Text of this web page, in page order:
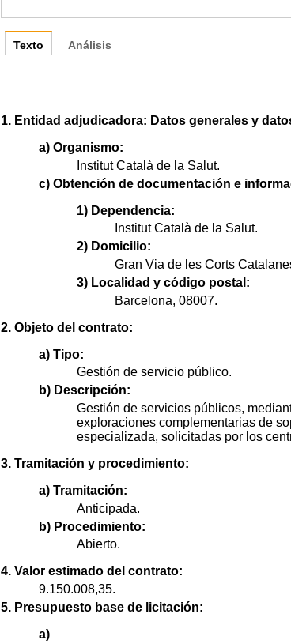
Texto
1. Entidad adjudicadora: Datos generales y
a) Organismo:
Institut Català de la Salut.
c) Obtención de documentación e
1) Dependencia:
Institut Català de la Salut.
2) Domicilio:
Gran Via de les Corts
3) Localidad y código postal:
Barcelona, 08007.
2. Objeto del contrato:
a) Tipo:
Gestión de servicio público.
b) Descripción:
Gestión de servicios públicos,
exploraciones complementarias de
especializada, solicitadas por los
3. Tramitación y procedimiento:
a) Tramitación:
Anticipada.
b) Procedimiento:
Abierto.
4. Valor estimado del contrato:
9.150.008,35.
5. Presupuesto base de licitación:
a)
Análisis